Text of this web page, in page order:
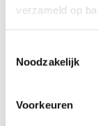
verzameld op
Noodzakelijk
Voorkeuren